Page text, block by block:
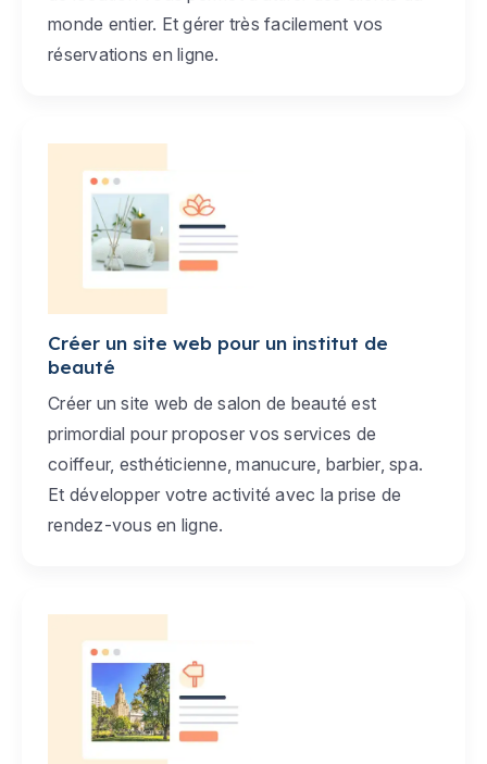
monde entier. Et gérer très facilement vos
réservations en ligne.
Créer un site web pour un institut de
beauté
Créer un site web de salon de beauté est
primordial pour proposer vos services de
coiffeur, esthéticienne, manucure, barbier, spa.
Et développer votre activité avec la prise de
rendez-vous en ligne.